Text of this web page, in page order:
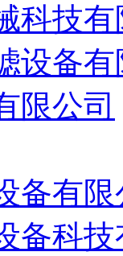
科技
设备
限公司
备有限
备科